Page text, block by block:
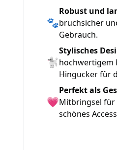
🐾
Robust und
bruchsicher
Gebrauch.
🐩
Stylisches
hochwertigem
Hingucker für
💗
Perfekt als
Mitbringsel für
schönes